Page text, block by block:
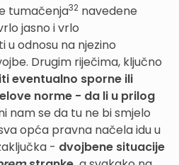
tumačenja32 navedene
jasno i vrlo
odnosu na njezino
Drugim riječima, ključno
eventualno sporne ili
norme - da li u prilog
nam se da tu ne bi smjelo
opća pravna načela idu u
- dvojbene situacije